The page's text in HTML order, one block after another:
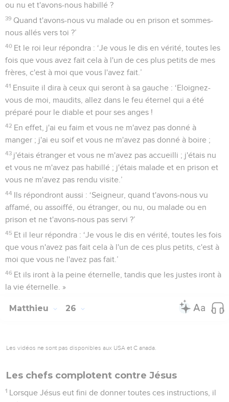
ou nu et t'avons-nous habillé ?
39 Quand t'avons-nous vu malade ou en prison et sommes-
nous allés vers toi ?’
40 Et le roi leur répondra : ‘Je vous le dis en vérité, toutes les
fois que vous avez fait cela à l'un de ces plus petits de mes
frères, c'est à moi que vous l'avez fait.’
41 Ensuite il dira à ceux qui seront à sa gauche : ‘Eloignez-
vous de moi, maudits, allez dans le feu éternel qui a été
préparé pour le diable et pour ses anges !
42 En effet, j'ai eu faim et vous ne m'avez pas donné à
manger ; j'ai eu soif et vous ne m'avez pas donné à boire ;
43 j'étais étranger et vous ne m'avez pas accueilli ; j'étais nu
et vous ne m'avez pas habillé ; j'étais malade et en prison et
vous ne m'avez pas rendu visite.’
44 Ils répondront aussi : ‘Seigneur, quand t'avons-nous vu
affamé, ou assoiffé, ou étranger, ou nu, ou malade ou en
prison et ne t'avons-nous pas servi ?’
45 Et il leur répondra : ‘Je vous le dis en vérité, toutes les fois
que vous n'avez pas fait cela à l'un de ces plus petits, c'est à
moi que vous ne l'avez pas fait.’
46 Et ils iront à la peine éternelle, tandis que les justes iront à
la vie éternelle. »
Matthieu 26
Les vidéos ne sont pas disponibles aux USA et C anada.
Les chefs complotent contre Jésus
1 Lorsque Jésus eut fini de donner toutes ces instructions, il